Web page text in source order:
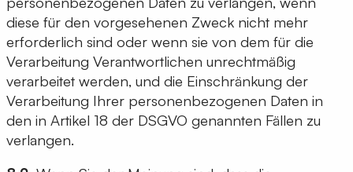
diese für den vorgesehenen Zweck nicht mehr
erforderlich sind oder wenn sie von dem für die
Verarbeitung Verantwortlichen unrechtmäßig
verarbeitet werden, und die Einschränkung der
Verarbeitung Ihrer personenbezogenen Daten in
den in Artikel 18 der DSGVO genannten Fällen zu
verlangen.